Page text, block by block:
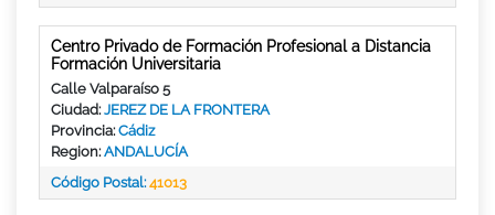
Centro Privado de Formación Profesional a Distancia
Formación Universitaria
Calle Valparaíso 5
Ciudad:JEREZ DE LA FRONTERA
Provincia:Cádiz
Region:ANDALUCÍA
Código Postal:41013